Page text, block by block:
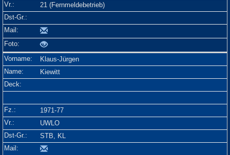
21 (Fernmeldebetrieb)
Klaus-Jürgen
Kiewitt
1971-77
UWLO
STB, KL